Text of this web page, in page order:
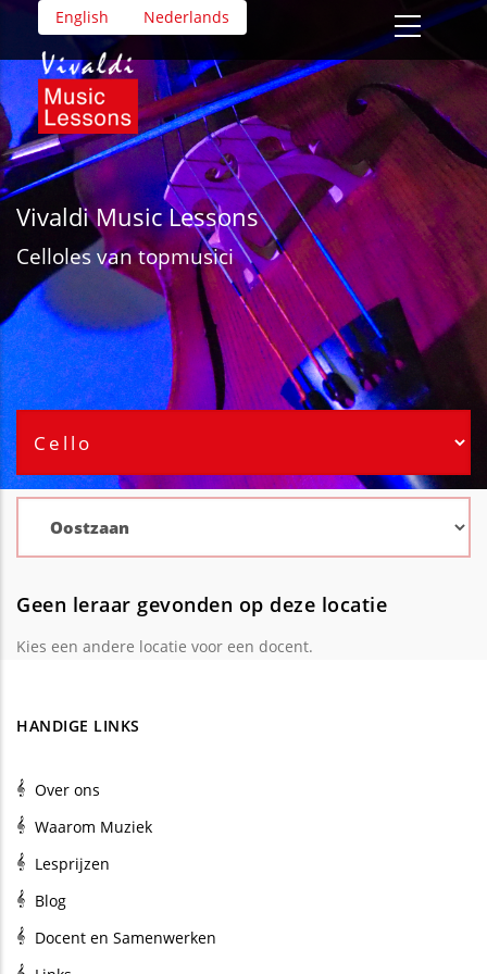
Overslaan
naar
de
inhoud
gaan
English Nederlands
Vivaldi Music Lessons
Celloles van topmusici
Geen leraar gevonden op deze locatie
Kies een andere locatie voor een docent.
HANDIGE LINKS
Over ons
Waarom Muziek
Lesprijzen
Blog
Docent en Samenwerken